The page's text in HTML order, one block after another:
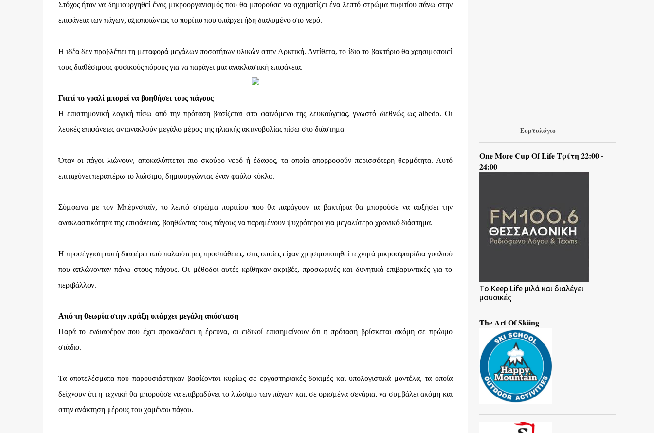
Στόχος ήταν να δημιουργηθεί ένας μικροοργανισμός που θα μπορούσε να σχηματίζει ένα λεπτό στρώμα πυριτίου πάνω στην
επιφάνεια των πάγων, αξιοποιώντας το πυρίτιο που υπάρχει ήδη διαλυμένο στο νερό.
Η ιδέα δεν προβλέπει τη μεταφορά μεγάλων ποσοτήτων υλικών στην Αρκτική. Αντίθετα, το ίδιο το βακτήριο θα χρησιμοποιεί
τους διαθέσιμους φυσικούς πόρους για να παράγει μια ανακλαστική επιφάνεια.
Γιατί το γυαλί μπορεί να βοηθήσει τους πάγους
Η επιστημονική λογική πίσω από την πρόταση βασίζεται στο φαινόμενο της λευκαύγειας, γνωστό διεθνώς ως albedo. Οι
λευκές επιφάνειες αντανακλούν μεγάλο μέρος της ηλιακής ακτινοβολίας πίσω στο διάστημα.
Όταν οι πάγοι λιώνουν, αποκαλύπτεται πιο σκούρο νερό ή έδαφος, τα οποία απορροφούν περισσότερη θερμότητα. Αυτό
επιταχύνει περαιτέρω το λιώσιμο, δημιουργώντας έναν φαύλο κύκλο.
Σύμφωνα με τον Μπέρνσταϊν, το λεπτό στρώμα πυριτίου που θα παράγουν τα βακτήρια θα μπορούσε να αυξήσει την
ανακλαστικότητα της επιφάνειας, βοηθώντας τους πάγους να παραμένουν ψυχρότεροι για μεγαλύτερο χρονικό διάστημα.
Η προσέγγιση αυτή διαφέρει από παλαιότερες προσπάθειες, στις οποίες είχαν χρησιμοποιηθεί τεχνητά μικροσφαιρίδια γυαλιού
που απλώνονταν πάνω στους πάγους. Οι μέθοδοι αυτές κρίθηκαν ακριβές, προσωρινές και δυνητικά επιβαρυντικές για το
περιβάλλον.
Από τη θεωρία στην πράξη υπάρχει μεγάλη απόσταση
Παρά το ενδιαφέρον που έχει προκαλέσει η έρευνα, οι ειδικοί επισημαίνουν ότι η πρόταση βρίσκεται ακόμη σε πρώιμο
στάδιο.
Τα αποτελέσματα που παρουσιάστηκαν βασίζονται κυρίως σε εργαστηριακές δοκιμές και υπολογιστικά μοντέλα, τα οποία
δείχνουν ότι η τεχνική θα μπορούσε να επιβραδύνει το λιώσιμο των πάγων και, σε ορισμένα σενάρια, να συμβάλει ακόμη και
στην ανάκτηση μέρους του χαμένου πάγου.
Εορτολόγιο
One More Cup Of Life Τρίτη 22:00 -
24:00
To Keep Life μιλά και διαλέγει
μουσικές
The Art Of Skiing